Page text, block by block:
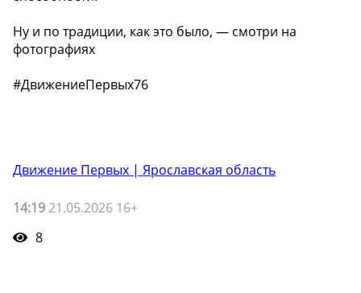
Ну и по традиции, как это было, — смотри на
фотографиях
#ДвижениеПервых76
Движение Первых | Ярославская область
14:19 21.05.2026 16+
8